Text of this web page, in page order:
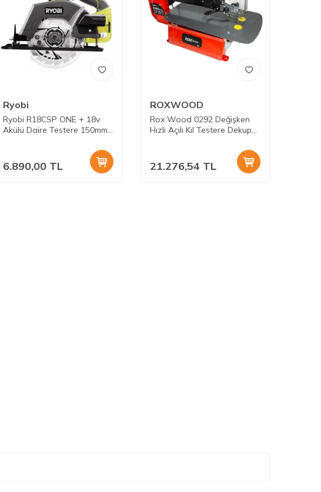
Ryobi
Ryobi R18CSP ONE + 18v
Akülü Daire Testere 150mm
6.890,00 TL
ROXWOOD
Rox Wood 0292 Değişken
Hızlı Açılı Kıl Testere Dekupaj
21.276,54 TL